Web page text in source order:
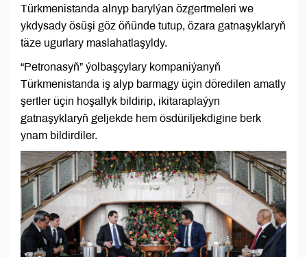
Türkmenistanda alnyp barylýan özgertmeleri we
ykdysady ösüşi göz öňünde tutup, özara gatnaşyklaryň
täze ugurlary maslahatlaşyldy.
“Petronasyň” ýolbaşçylary kompaniýanyň
Türkmenistanda iş alyp barmagy üçin döredilen amatly
şertler üçin hoşallyk bildirip, ikitaraplaýyn
gatnaşyklaryň geljekde hem ösdüriljekdigine berk
ynam bildirdiler.